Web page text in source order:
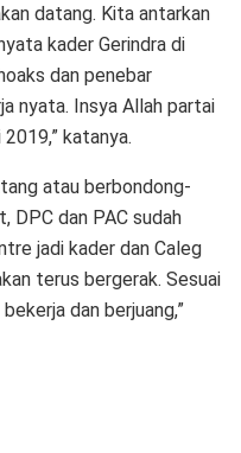
datang. Kita antarkan
kader Gerindra di
dan penebar
nyata. Insya Allah partai
katanya.
atau berbondong-
DPC dan PAC sudah
jadi kader dan Caleg
terus bergerak. Sesuai
dan berjuang,”